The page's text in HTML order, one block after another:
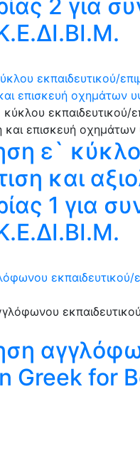
2 για
εκπαιδευτικού/
επισκευή οχημάτων
ε`
και
1 για
Greek for